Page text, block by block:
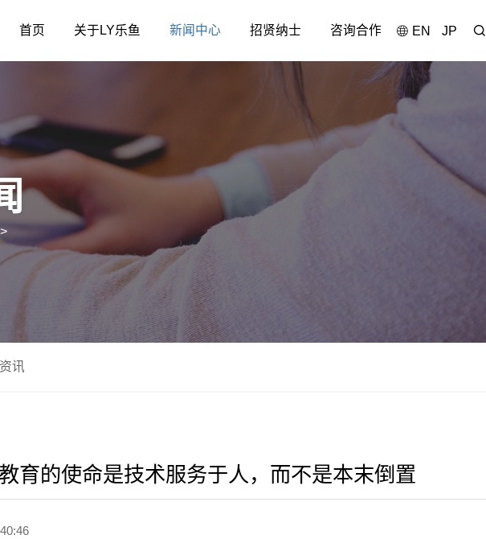
首页 关于LY乐鱼 新闻中心 招贤纳士 咨询合作 EN JP
讯
育的使命是技术服务于人，而不是本末倒置